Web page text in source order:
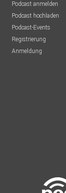
Podcast anmelden
Podcast hochladen
Podcast-Events
Registrierung
Anmeldung